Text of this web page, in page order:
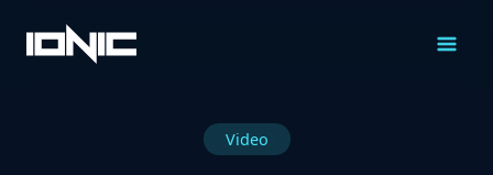
Contenido
Video